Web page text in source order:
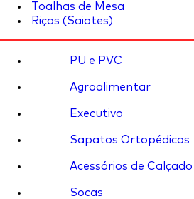
Toalhas de Mesa
Riços (Saiotes)
PU e PVC
Agroalimentar
Executivo
Sapatos Ortopédicos
Acessórios de Calçado
Socas